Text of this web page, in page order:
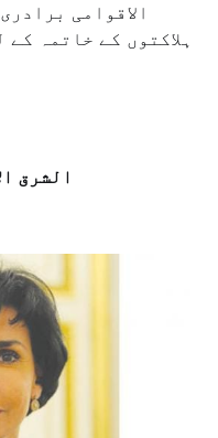
الاقوامی
ہلاکتوں کے خاتمہ
الشرق